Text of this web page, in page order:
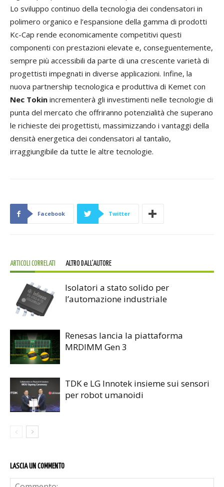
Lo sviluppo continuo della tecnologia dei condensatori in
polimero organico e l’espansione della gamma di prodotti
Kc-Cap rende economicamente competitivi questi
componenti con prestazioni elevate e, conseguentemente,
sempre più accessibili da parte di una crescente varietà di
progettisti impegnati in diverse applicazioni. Infine, la
nuova partnership tecnologica e produttiva di Kemet con
Nec Tokin incrementerà gli investimenti nelle tecnologie di
punta del mercato che offriranno potenzialità che superano
le richieste dei progettisti, massimizzando i vantaggi della
densità energetica dei condensatori al tantalio,
irraggiungibile da tutte le altre tecnologie.
Facebook Twitter
ARTICOLI CORRELATI ALTRO DALL'AUTORE
Isolatori a stato solido per
l’automazione industriale
Renesas lancia la piattaforma
MRDIMM Gen 3
TDK e LG Innotek insieme sui sensori
per robot umanoidi
LASCIA UN COMMENTO